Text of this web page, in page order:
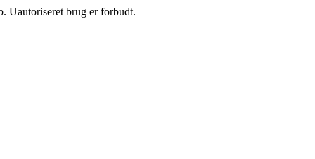
Uautoriseret brug er forbudt.